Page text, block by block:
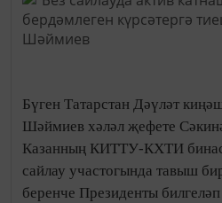
Бүген Татарстан Дәүләт
Шәймиев хәләл җефете
Казанның КИТТУ-КХТИ
сайлау участогында тавыш
беренче Президенты